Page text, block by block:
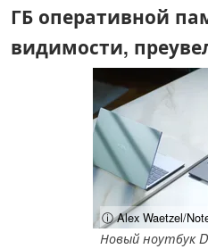
ГБ оперативной
видимости,
ⓘ Alex Waetzel/
Новый ноутбук